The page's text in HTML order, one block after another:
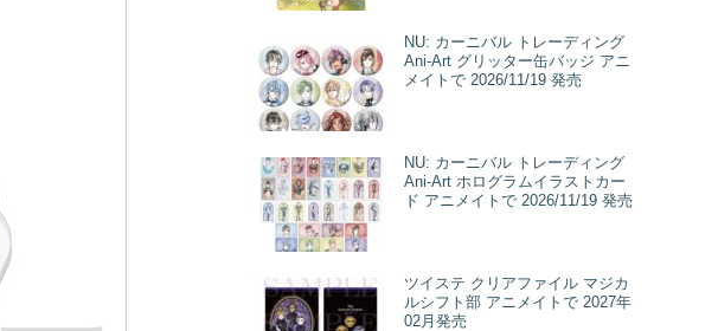
NU: カーニバル トレーディング
Ani-Art グリッター缶バッジ アニ
メイトで 2026/11/19 発売
NU: カーニバル トレーディング
Ani-Art ホログラムイラストカー
ド アニメイトで 2026/11/19 発売
ツイステ クリアファイル マジカ
ルシフト部 アニメイトで 2027年
02月発売